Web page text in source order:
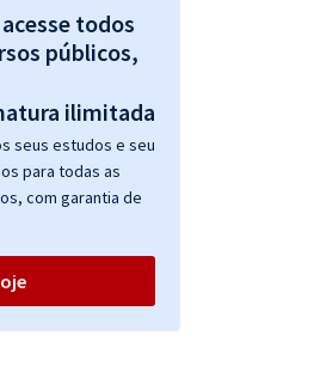
todos
públicos,
seus estudos e seu
para todas as
com garantia de